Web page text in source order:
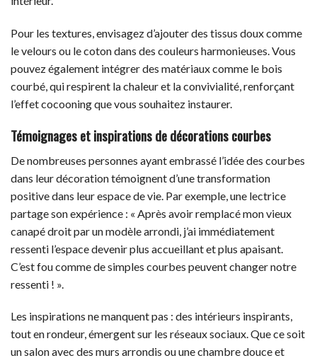
Pour les textures, envisagez d’ajouter des tissus doux comme
le velours ou le coton dans des couleurs harmonieuses. Vous
pouvez également intégrer des matériaux comme le bois
courbé, qui respirent la chaleur et la convivialité, renforçant
l’effet cocooning que vous souhaitez instaurer.
Témoignages et inspirations de décorations courbes
De nombreuses personnes ayant embrassé l’idée des courbes
dans leur décoration témoignent d’une transformation
positive dans leur espace de vie. Par exemple, une lectrice
partage son expérience : « Après avoir remplacé mon vieux
canapé droit par un modèle arrondi, j’ai immédiatement
ressenti l’espace devenir plus accueillant et plus apaisant.
C’est fou comme de simples courbes peuvent changer notre
ressenti ! ».
Les inspirations ne manquent pas : des intérieurs inspirants,
tout en rondeur, émergent sur les réseaux sociaux. Que ce soit
un salon avec des murs arrondis ou une chambre douce et